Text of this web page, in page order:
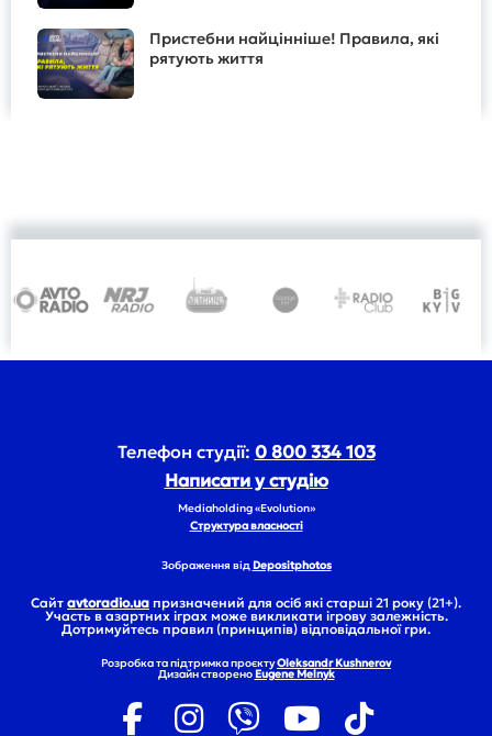
Пристебни найцінніше! Правила, які
рятують життя
Телефон студії: 0 800 334 103
Написати у студію
Mediaholding «Evolution»
Структура власності
Зображення відDepositphotos
Сайт avtoradio.ua призначений для осіб які старші 21 року (21+).
Участь в азартних іграх може викликати ігрову залежність.
Дотримуйтесь правил (принципів) відповідальної гри.
Розробка та підтримка проєктуOleksandr Kushnerov
Дизайн створеноEugene Melnyk